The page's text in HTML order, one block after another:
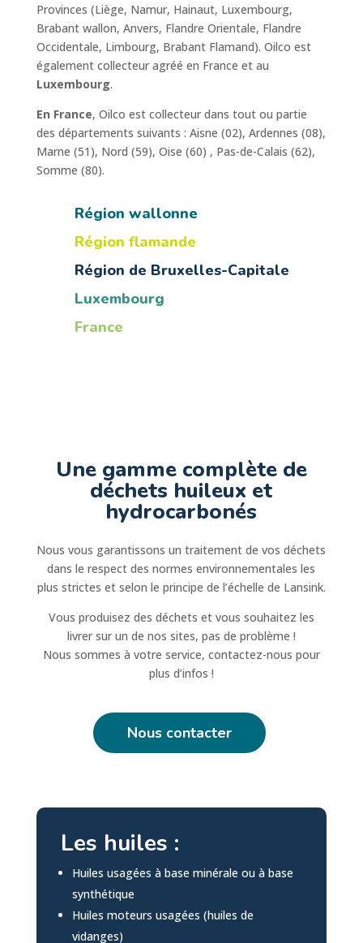
Provinces (Liège, Namur, Hainaut, Luxembourg,
Brabant wallon, Anvers, Flandre Orientale, Flandre
Occidentale, Limbourg, Brabant Flamand). Oilco est
également collecteur agréé en France et au
Luxembourg.
En France, Oilco est collecteur dans tout ou partie
des départements suivants : Aisne (02), Ardennes (08),
Marne (51), Nord (59), Oise (60) , Pas-de-Calais (62),
Somme (80).
Région wallonne
Région flamande
Région de Bruxelles-Capitale
Luxembourg
France
Une gamme complète de
déchets huileux et
hydrocarbonés
Nous vous garantissons un traitement de vos déchets
dans le respect des normes environnementales les
plus strictes et selon le principe de l’échelle de Lansink.
Vous produisez des déchets et vous souhaitez les
livrer sur un de nos sites, pas de problème !
Nous sommes à votre service, contactez-nous pour
plus d’infos !
Nous contacter
Les huiles :
Huiles usagées à base minérale ou à base
synthétique
Huiles moteurs usagées (huiles de
vidanges)